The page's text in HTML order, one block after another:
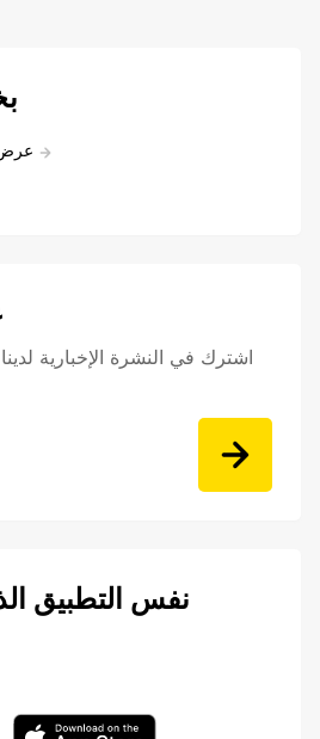
عرض
اشترك في النشرة الإخبارية
نفس التطبيق